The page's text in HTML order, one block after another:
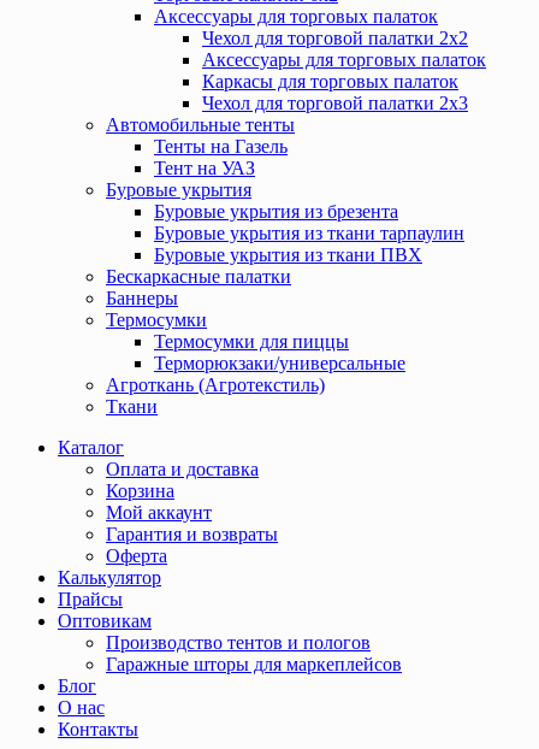
Аксессуары для торговых палаток
Чехол для торговой палатки 2х2
Аксессуары для торговых палаток
Каркасы для торговых палаток
Чехол для торговой палатки 2х3
Автомобильные тенты
Тенты на Газель
Тент на УАЗ
Буровые укрытия
Буровые укрытия из брезента
Буровые укрытия из ткани тарпаулин
Буровые укрытия из ткани ПВХ
Бескаркасные палатки
Баннеры
Термосумки
Термосумки для пиццы
Терморюкзаки/универсальные
Агроткань (Агротекстиль)
Ткани
Каталог
Оплата и доставка
Корзина
Мой аккаунт
Гарантия и возвраты
Оферта
Калькулятор
Прайсы
Оптовикам
Производство тентов и пологов
Гаражные шторы для маркеплейсов
Блог
О нас
Контакты